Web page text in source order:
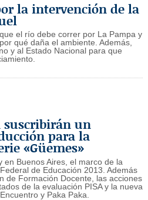
la intervención de la
el río debe correr por La Pampa y
qué daña el ambiente. Además,
y al Estado Nacional para que
suscribirán un
para la
«Güemes»
en Buenos Aires, el marco de la
de Educación 2013. Además
de Formación Docente, las acciones
de la evaluación PISA y la nueva
y Paka Paka.